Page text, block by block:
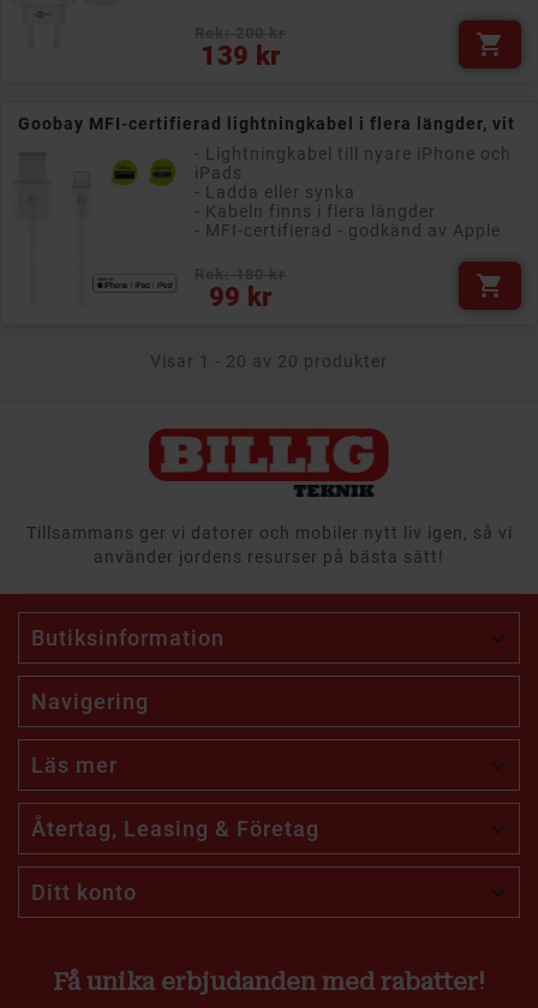
139 kr
Pris 
Goobay MFI-certifierad lightningkabel i flera längder, vit
- Lightningkabel till nyare iPhone och
iPads
- Ladda eller synka
- Kabeln finns i flera längder
- MFI-certifierad - godkänd av Apple
99 kr
Pris 
Visar 1 - 20 av 20 produkter
Tillsammans ger vi datorer och mobiler nytt liv igen, så vi
använder jordens resurser på bästa sätt!
Butiksinformation 
Navigering
Läs mer 
Återtag, Leasing & Företag 
Ditt konto 
Få unika erbjudanden med rabatter!